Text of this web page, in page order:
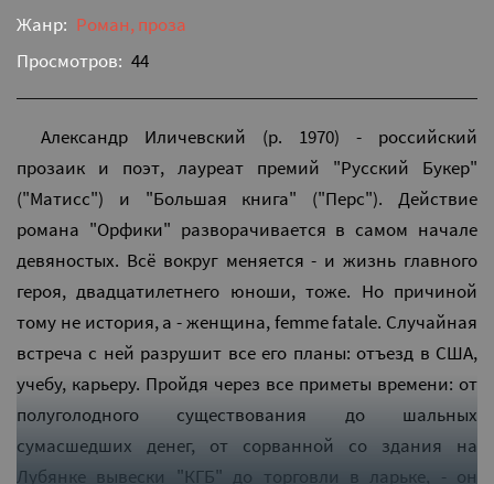
Жанр: Роман, проза
Просмотров: 44
Александр Иличевский (р. 1970) - российский
прозаик и поэт, лауреат премий "Русский Букер"
("Матисс") и "Большая книга" ("Перс"). Действие
романа "Орфики" разворачивается в самом начале
девяностых. Всё вокруг меняется - и жизнь главного
героя, двадцатилетнего юноши, тоже. Но причиной
тому не история, а - женщина, femme fatale. Случайная
встреча с ней разрушит все его планы: отъезд в США,
учебу, карьеру. Пройдя через все приметы времени: от
полуголодного существования до шальных
сумасшедших денег, от сорванной со здания на
Лубянке вывески "КГБ" до торговли в ларьке, - он